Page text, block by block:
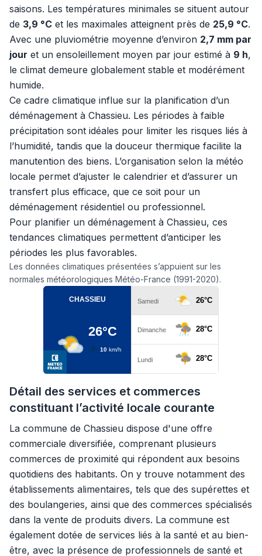
saisons. Les températures minimales se situent autour
de 3,9 °C et les maximales atteignent près de 25,9 °C.
Avec une pluviométrie moyenne d’environ 2,7 mm par
jour et un ensoleillement moyen par jour estimé à 9 h,
le climat demeure globalement stable et modérément
humide.
Ce cadre climatique influe sur la planification d’un
déménagement à Chassieu. Les périodes à faible
précipitation sont idéales pour limiter les risques liés à
l’humidité, tandis que la douceur thermique facilite la
manutention des biens. L’organisation selon la météo
locale permet d’ajuster le calendrier et d’assurer un
transfert plus efficace, que ce soit pour un
déménagement résidentiel ou professionnel.
Pour planifier un déménagement à Chassieu, ces
tendances climatiques permettent d’anticiper les
périodes les plus favorables.
Les données climatiques présentées s’appuient sur les
normales météorologiques Météo-France (1991-2020).
Détail des services et commerces
constituant l’activité locale courante
La commune de Chassieu dispose d'une offre
commerciale diversifiée, comprenant plusieurs
commerces de proximité qui répondent aux besoins
quotidiens des habitants. On y trouve notamment des
établissements alimentaires, tels que des supérettes et
des boulangeries, ainsi que des commerces spécialisés
dans la vente de produits divers. La commune est
également dotée de services liés à la santé et au bien-
être, avec la présence de professionnels de santé et